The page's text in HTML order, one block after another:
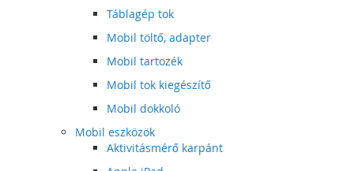
Táblagép tok
Mobil töltő, adapter
Mobil tartozék
Mobil tok kiegészítő
Mobil dokkoló
Mobil eszközök
Aktivitásmérő karpánt